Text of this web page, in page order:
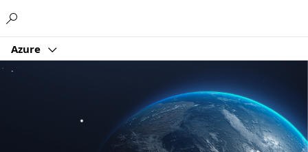
Azure